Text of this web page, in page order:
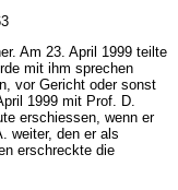
Am 23. April 1999 teilte
mit ihm sprechen
vor Gericht oder sonst
1999 mit Prof. D.
erschiessen, wenn er
weiter, den er als
erschreckte die